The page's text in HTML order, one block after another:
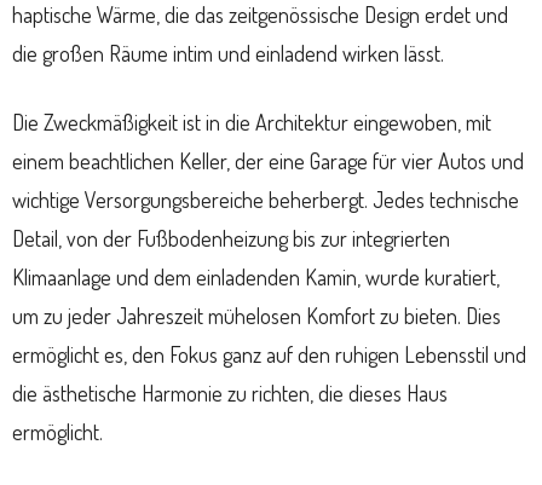
haptische Wärme, die das zeitgenössische Design erdet und
die großen Räume intim und einladend wirken lässt.
Die Zweckmäßigkeit ist in die Architektur eingewoben, mit
einem beachtlichen Keller, der eine Garage für vier Autos und
wichtige Versorgungsbereiche beherbergt. Jedes technische
Detail, von der Fußbodenheizung bis zur integrierten
Klimaanlage und dem einladenden Kamin, wurde kuratiert,
um zu jeder Jahreszeit mühelosen Komfort zu bieten. Dies
ermöglicht es, den Fokus ganz auf den ruhigen Lebensstil und
die ästhetische Harmonie zu richten, die dieses Haus
ermöglicht.